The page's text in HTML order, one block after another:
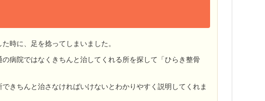
時に、足を捻ってしまいました。
病院ではなくきちんと治してくれる所を探して「ひらき整骨
きちんと治さなければいけないとわかりやすく説明してくれま